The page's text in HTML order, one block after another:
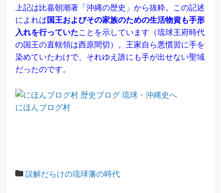
上記は比嘉朝潮著「沖縄の歴史」から抜粋。この記述
によれば国王およびその家族のための生活物資も手形
入れを行っていたことを示しています（琉球王府時代
の国王の直轄領は西原間切）。王家自ら悪慣習に手を
染めていたわけで、それゆえ誰にも手が出せない聖域
だったのです。
にほんブログ村
誤解だらけの琉球藩の時代